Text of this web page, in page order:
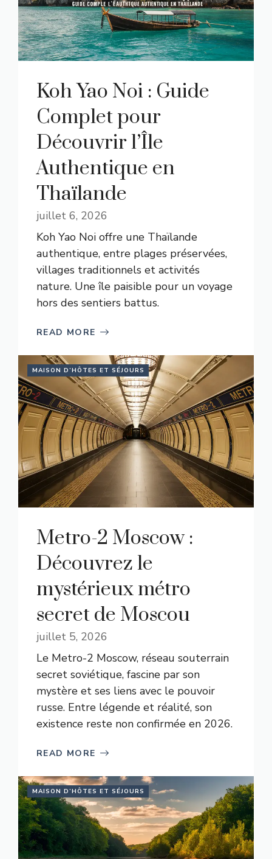
Koh Yao Noi : Guide
Complet pour
Découvrir l’Île
Authentique en
Thaïlande
juillet 6, 2026
Koh Yao Noi offre une Thaïlande
authentique, entre plages préservées,
villages traditionnels et activités
nature. Une île paisible pour un voyage
hors des sentiers battus.
READ MORE
MAISON D’HÔTES ET SÉJOURS
Metro-2 Moscow :
Découvrez le
mystérieux métro
secret de Moscou
juillet 5, 2026
Le Metro-2 Moscow, réseau souterrain
secret soviétique, fascine par son
mystère et ses liens avec le pouvoir
russe. Entre légende et réalité, son
existence reste non confirmée en 2026.
READ MORE
MAISON D’HÔTES ET SÉJOURS